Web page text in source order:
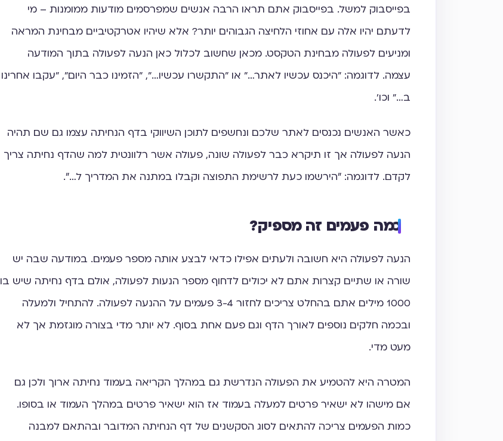
בפייסבוק למשל. בפייסבוק אתם תראו הרבה אנשים שמפרסמים מודעות ממומנות – מי
לדעתם יהיו אלה עם אחוזי הלחיצה הגבוהים יותר? אלא שיהיו אטרקטיביים מבחינת המראה
ומניעים לפעולה מבחינת הטקסט. מכאן שחשוב לכלול כאן הנעה לפעולה בתוך המודעה
עצמה. לדוגמה: "היכנס עכשיו לאתר…" או "התקשרו עכשיו…", "הזמינו כבר היום", "עקבו אחרינו
ב…" וכו'.
כאשר האנשים נכנסים לאתר שלכם ונחשפים לתוכן השיווקי בדף הנחיתה עצמו גם שם תהיה
הנעה לפעולה אך זו תיקרא כבר לפעולה שונה, פעולה אשר רלוונטית למה שהדף נחיתה צריך
לקדם. לדוגמה: ״הירשמו כעת לרשימת התפוצה וקבלו במתנה את המדריך ל…״.
כמה פעמים זה מספיק?
הנעה לפעולה היא חשובה ולעתים אפילו כדאי לבצע אותה מספר פעמים. במודעה שבה יש
שורה או שתיים קצרות אתם לא יכולים לדחוף מספר הנעות לפעולה, אולם בדף נחיתה שיש בו
1000 מילים אתם בהחלט צריכים לחזור 3-4 פעמים על ההנעה לפעולה. להתחיל ולמעלה
ובכמה חלקים נוספים לאורך הדף וגם פעם אחת בסוף. לא יותר מדי בצורה מוגזמת אך לא
מעט מדי.
המטרה היא להטמיע את הפעולה הנדרשת גם במהלך הקריאה בעמוד נחיתה ארוך ולכן גם
אם מישהו לא ישאיר פרטים למעלה בעמוד אז הוא ישאיר פרטים במהלך העמוד או בסופו.
כמות הפעמים צריכה להתאים לסוג הסקשנים של דף הנחיתה המדובר ובהתאם למבנה